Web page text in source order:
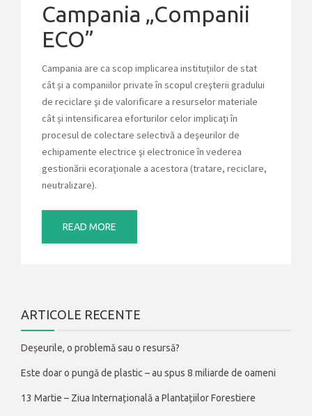
CONTACT
GET A QUOTE
Campania „Companii
ECO”
Campania are ca scop implicarea instituțiilor de stat
cât și a companiilor private în scopul creşterii gradului
de reciclare şi de valorificare a resurselor materiale
cât și intensificarea eforturilor celor implicaţi în
procesul de colectare selectivă a deşeurilor de
echipamente electrice şi electronice în vederea
gestionării ecoraţionale a acestora (tratare, reciclare,
neutralizare).
READ MORE
ARTICOLE RECENTE
Deșeurile, o problemă sau o resursă?
Este doar o pungă de plastic – au spus 8 miliarde de oameni
13 Martie – Ziua Internațională a Plantațiilor Forestiere